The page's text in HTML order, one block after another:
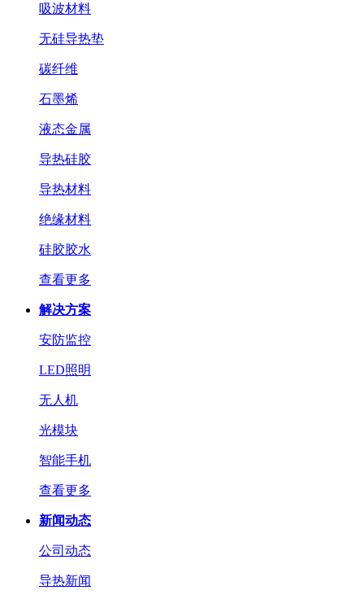
吸波材料
无硅导热垫
碳纤维
石墨烯
液态金属
导热硅胶
导热材料
绝缘材料
硅胶胶水
查看更多
解决方案
安防监控
LED照明
无人机
光模块
智能手机
查看更多
新闻动态
公司动态
导热新闻